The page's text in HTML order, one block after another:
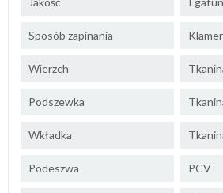
Sposób zapinania
Wierzch
Podszewka
Wkładka
Podeszwa PCV